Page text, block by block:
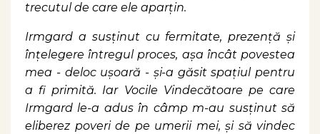
trecutul de care ele aparțin.
Irmgard a susținut cu fermitate, prezență și
înțelegere întregul proces, așa încât povestea
mea - deloc ușoară - și-a găsit spațiul pentru
a fi primită. Iar Vocile Vindecătoare pe care
Irmgard le-a adus în câmp m-au susținut să
eliberez poveri de pe umerii mei, și să vindec